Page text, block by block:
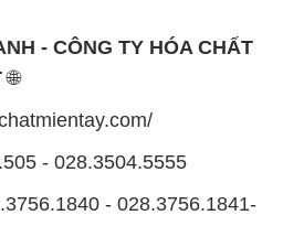
- CÔNG TY HÓA CHẤT
🌐
- 028.3504.5555
- 028.3756.1841-